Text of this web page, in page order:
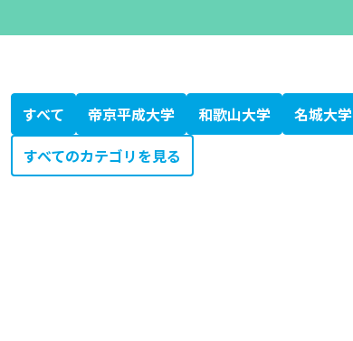
すべて 帝京平成大学 和歌山大学 名城大学
北海道科学大学
大学シーズ集 あ行
愛知医科大学
秋田大学
旭川医科大学
岩手医科大学
愛媛大学
大分大学
大阪医科薬科大学
大阪市立大学
大阪大学
岡山大学
大学シーズ集 か行
香川大学
鹿児島大学
金沢医科大学
金沢大学
川崎医科大学
関西医科大学
北里大学
岐阜大学
九州大学
京都大学
京都府立医科大学
杏林大学
近畿大学
熊本大学
久留米大学
群馬大学
慶應義塾大学
高知大学
神戸大学
国際医療福祉大学
大学シーズ集 さ行
埼玉医科大学
佐賀大学
札幌医科大学
産業医科大学
滋賀医科大学
自治医科大学
島根大学
順天堂大学
昭和大学
信州大学
聖マリアンナ医科大学
大学シーズ集 た行
千葉大学
筑波大学
帝京大学
東海大学
東京医科歯科大学
東京医科大学
東京慈恵会医科大学
東京女子医科大学
東京大学
東邦大学
東北医科薬科大学
東北大学
徳島大学
獨協医科大学
鳥取大学
富山大学
大学シーズ集 な行
長崎大学
名古屋市立大学
名古屋大学
奈良県立医科大学
新潟大学
日本医科大学
日本大学
大学シーズ集 は行
浜松医科大学
兵庫医科大学
弘前大学
広島大学
福井大学
福岡大学
福島県立医科大学
藤田医科大学
防衛医科大学校
北海道大学
大学シーズ集 ま行
三重大学
宮崎大学
大学シーズ集 や行
山形大学
山口大学
山梨大学
横浜市立大学
大学シーズ集 ら行
琉球大学
大学シーズ集 わ行
和歌山県立医科大学
専門書
医療系ベンチャー支援ガイドブック
科学技術・イノベーション白書
KISTEC ANNUAL REPORT 2023
かわさき産学連携ニュースレター
静岡がんセンターファルマバレープロジェクト
日経バイオテク
日経バイオ年鑑
バイオサイエンスとインダストリー
すべてのカテゴリを見る